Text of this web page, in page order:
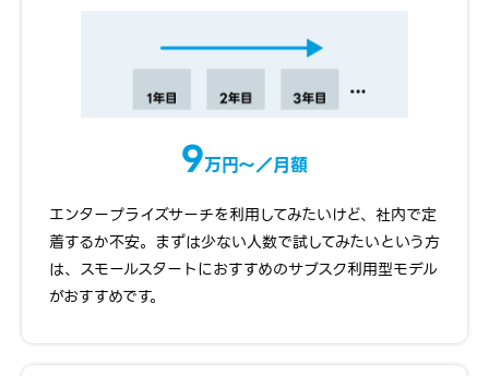
9万円〜／月額
エンタープライズサーチを利用してみたいけど、社内で定
着するか不安。まずは少ない人数で試してみたいという方
は、スモールスタートにおすすめのサブスク利用型モデル
がおすすめです。